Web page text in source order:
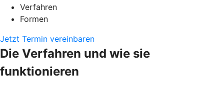
Verfahren
Formen
Jetzt Termin vereinbaren
Die Verfahren und wie sie
funktionieren